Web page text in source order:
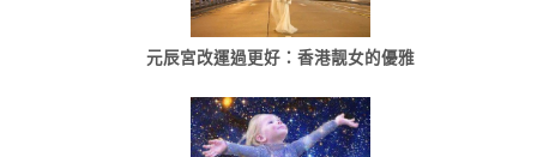
元辰宮改運過更好：香港靓女的優雅